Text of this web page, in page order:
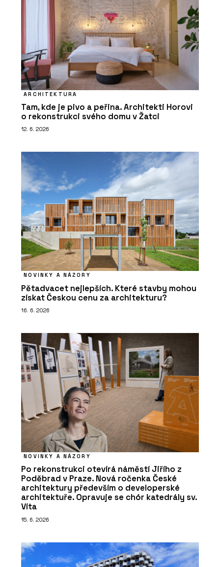
ARCHITEKTURA
Tam, kde je pivo a peřina. Architekti Horovi
o rekonstrukci svého domu v Žatci
12. 6. 2026
NOVINKY A NÁZORY
Pětadvacet nejlepších. Které stavby mohou
získat Českou cenu za architekturu?
16. 6. 2026
NOVINKY A NÁZORY
Po rekonstrukci otevírá náměstí Jiřího z
Poděbrad v Praze. Nová ročenka České
architektury především o developerské
architektuře. Opravuje se chór katedrály sv.
Víta
15. 6. 2026